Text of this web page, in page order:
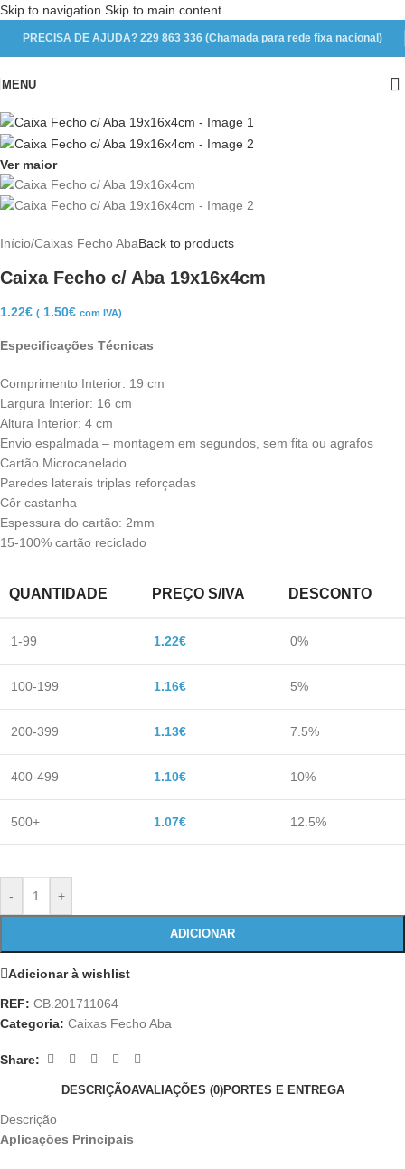
Skip to navigation Skip to main content
PRECISA DE AJUDA? 229 863 336 (Chamada para rede fixa nacional)
MENU
Ver maior
Início/Caixas Fecho AbaBack to products
Caixa Fecho c/ Aba 19x16x4cm
1.22€ ( 1.50€ com IVA)
Especificações Técnicas
Comprimento Interior: 19 cm
Largura Interior: 16 cm
Altura Interior: 4 cm
Envio espalmada – montagem em segundos, sem fita ou agrafos
Cartão Microcanelado
Paredes laterais triplas reforçadas
Côr castanha
Espessura do cartão: 2mm
15-100% cartão reciclado
QUANTIDADE PREÇO S/IVA DESCONTO
1-99 1.22€ 0%
100-199 1.16€ 5%
200-399 1.13€ 7.5%
400-499 1.10€ 10%
500+ 1.07€ 12.5%
- +
ADICIONAR
Adicionar à wishlist
REF: CB.201711064
Categoria: Caixas Fecho Aba
Share:
DESCRIÇÃOAVALIAÇÕES (0)PORTES E ENTREGA
Descrição
Aplicações Principais